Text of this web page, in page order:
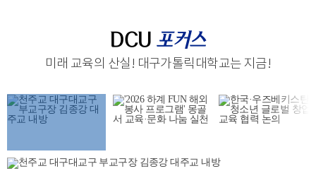
DCU 포커스
미래 교육의 산실 ! 대구가톨릭대학교는 지금!